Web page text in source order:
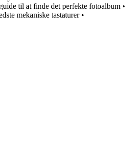
til at finde det perfekte fotoalbum •
mekaniske tastaturer•